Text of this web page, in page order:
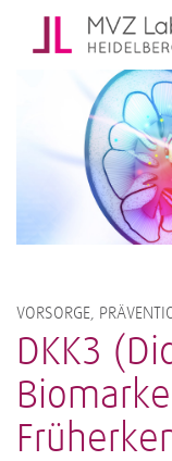
VORSORGE,
DKK3